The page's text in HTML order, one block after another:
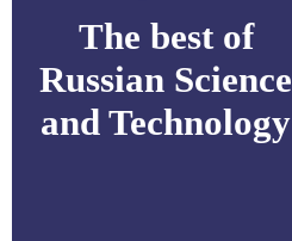
The best of
Russian Science
and Technology